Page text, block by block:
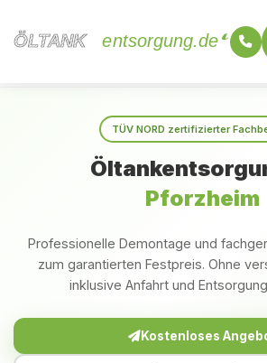
ÖLTANK
ÖLTANK entsorgung.de
TÜV NORD zertifizierter
Pforzheim
Professionelle Demontage und
zum garantierten Festpreis. Ohne
inklusive Anfahrt und
Kostenloses